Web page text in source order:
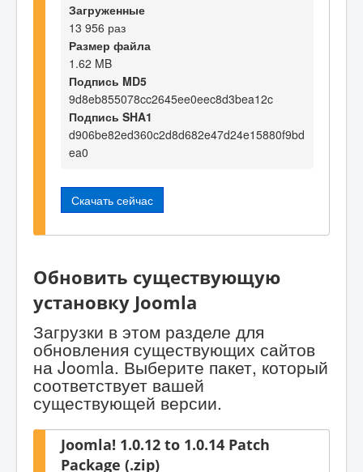
Загруженные
13 956 раз
Размер файла
1.62 MB
Подпись MD5
9d8eb855078cc2645ee0eec8d3bea12c
Подпись SHA1
d906be82ed360c2d8d682e47d24e15880f9bd
ea0
Скачать сейчас
Обновить существующую
установку Joomla
Загрузки в этом разделе для
обновления существующих сайтов
на Joomla. Выберите пакет, который
соответствует вашей
существующей версии.
Joomla! 1.0.12 to 1.0.14 Patch
Package (.zip)